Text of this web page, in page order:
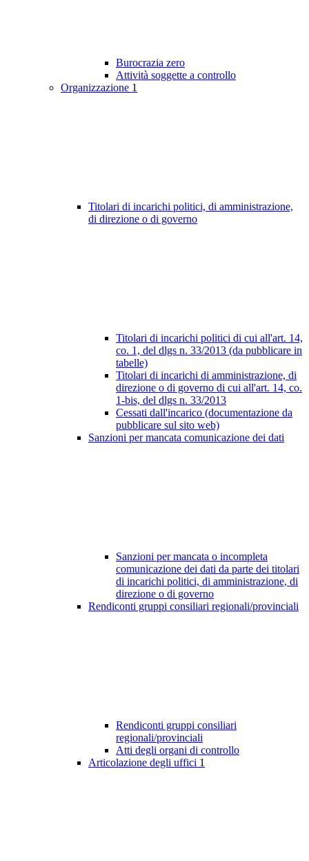
Burocrazia zero
Attività soggette a controllo
Organizzazione 1
Titolari di incarichi politici, di amministrazione,
di direzione o di governo
Titolari di incarichi politici di cui all'art. 14,
co. 1, del dlgs n. 33/2013 (da pubblicare in
tabelle)
Titolari di incarichi di amministrazione, di
direzione o di governo di cui all'art. 14, co.
1-bis, del dlgs n. 33/2013
Cessati dall'incarico (documentazione da
pubblicare sul sito web)
Sanzioni per mancata comunicazione dei dati
Sanzioni per mancata o incompleta
comunicazione dei dati da parte dei titolari
di incarichi politici, di amministrazione, di
direzione o di governo
Rendiconti gruppi consiliari regionali/provinciali
Rendiconti gruppi consiliari
regionali/provinciali
Atti degli organi di controllo
Articolazione degli uffici 1